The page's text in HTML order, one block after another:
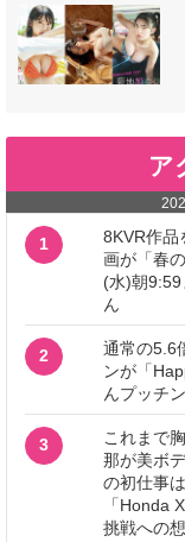
ア
1
8KVR作品
画が「春
(水)朝9:59
ん
2
通常の5.6
ンが「
んプッチ
3
これまで
那が美ボ
の初仕事
「Honda
挑戦への